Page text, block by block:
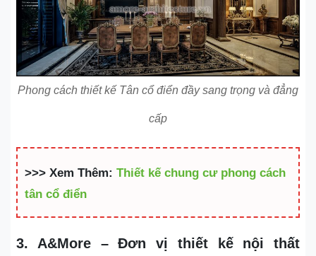
Phong cách thiết kế Tân cổ điển đầy sang trọng và đẳng
cấp
>>> Xem Thêm: Thiết kế chung cư phong cách
tân cổ điển
3. A&More – Đơn vị thiết kế nội thất